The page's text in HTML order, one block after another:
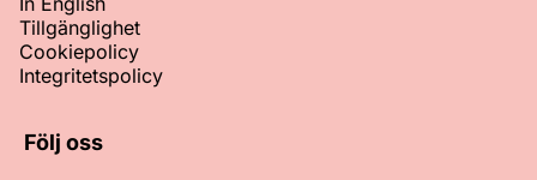
Tillgänglighet
Cookiepolicy
Integritetspolicy
Följ oss